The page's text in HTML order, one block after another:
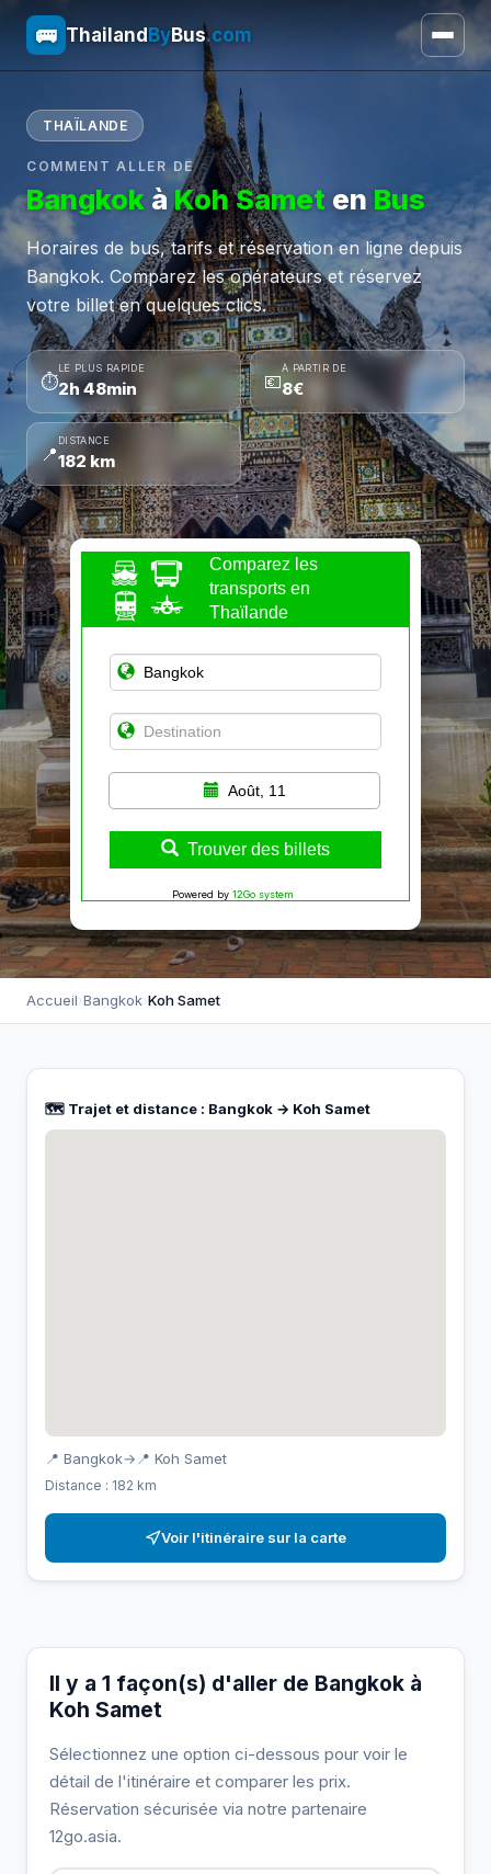
🚌 Thailand ByBus.com
THAÏLANDE
COMMENT ALLER DE
Bangkok àKoh Samet en Bus
Horaires de bus, tarifs et réservation en ligne depuis
Bangkok. Comparez les opérateurs et réservez
votre billet en quelques clics.
⏱
LE PLUS RAPIDE
2h 48min 💶
À PARTIR DE
8€
📍
DISTANCE
182 km
Comparez les
transports en
Thaïlande
Août, 11
Trouver des billets
Powered by 12Go system
Accueil›Bangkok›Koh Samet
🗺️ Trajet et distance : Bangkok → Koh Samet
📍 Bangkok→ 📍 Koh Samet
Distance : 182 km
Voir l'itinéraire sur la carte
Il y a 1 façon(s) d'aller de Bangkok à
Koh Samet
Sélectionnez une option ci-dessous pour voir le
détail de l'itinéraire et comparer les prix.
Réservation sécurisée via notre partenaire
12go.asia.